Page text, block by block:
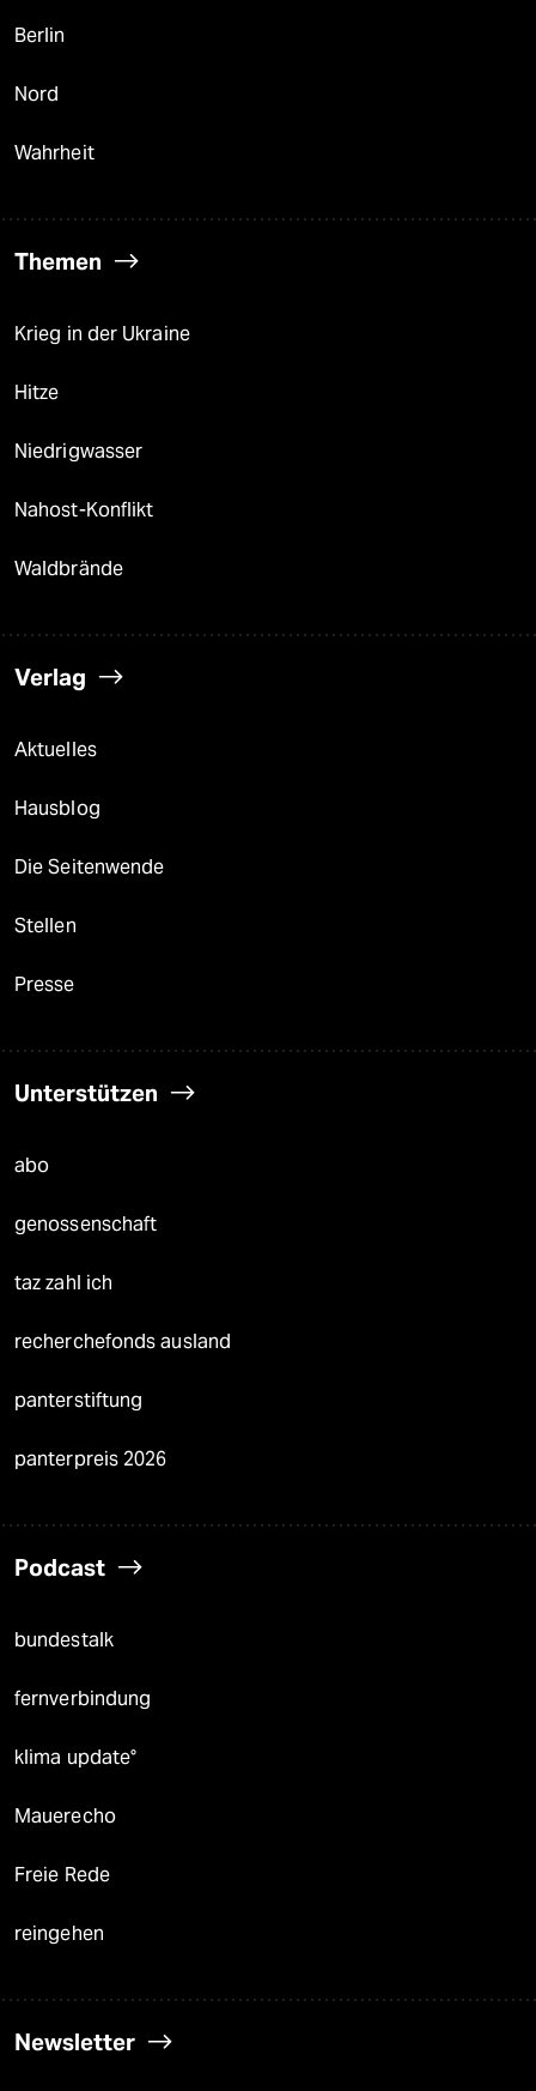
Berlin
Nord
Wahrheit
Themen
Krieg in der Ukraine
Hitze
Niedrigwasser
Nahost-Konflikt
Waldbrände
Verlag
Aktuelles
Hausblog
Die Seitenwende
Stellen
Presse
Unterstützen
abo
genossenschaft
taz zahl ich
recherchefonds ausland
panterstiftung
panterpreis 2026
Podcast
bundestalk
fernverbindung
klima update°
Mauerecho
Freie Rede
reingehen
Newsletter